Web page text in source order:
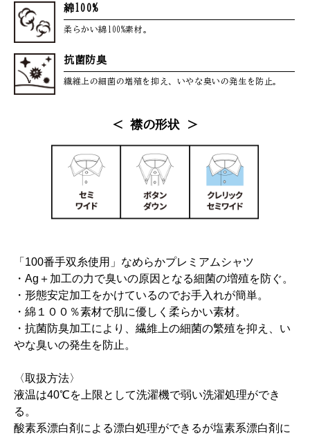
綿100%
柔らかい綿100%素材。
抗菌防臭
繊維上の細菌の増殖を抑え、 いやな臭いの発生を防止。
＜ 襟の形状 ＞
「100番手双糸使用」なめらかプレミアムシャツ
・Ag＋加工の力で臭いの原因となる細菌の増殖を防ぐ。
・形態安定加工をかけているのでお手入れが簡単。
・綿１００％素材で肌に優しく柔らかい素材。
・抗菌防臭加工により、繊維上の細菌の繁殖を抑え、い
やな臭いの発生を防止。
〈取扱方法〉
液温は40℃を上限として洗濯機で弱い洗濯処理ができ
る。
酸素系漂白剤による漂白処理ができるが塩素系漂白剤に